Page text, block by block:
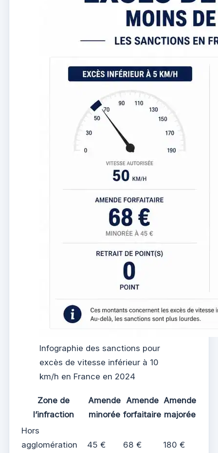
Infographie des sanctions pour
excès de vitesse inférieur à 10
km/h en France en 2024
Zone de
l’infraction
Amende
minorée
Amende
forfaitaire
Amende
majorée
Hors
agglomération
45 € 68 € 180 €